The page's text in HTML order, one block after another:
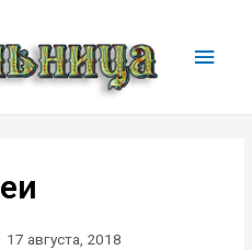
17 августа, 2018